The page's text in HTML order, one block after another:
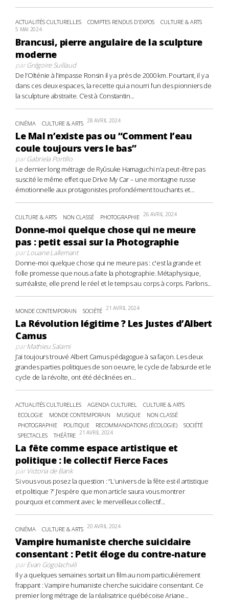
ACTUALITÉS CULTURELLES COMPTES RENDUS D'EXPOS CULTURE & ARTS
5 MAI 2024
Brancusi, pierre angulaire de la sculpture
moderne
parGrégoire Suillaud
De l’Olténie à l’impasse Ronsin il y a près de 2000 km. Pourtant, il y a
dans ces deux espaces, la recette qui a nourri l’un des pionniers de
la sculpture abstraite. C’est à Constantin...
CINÉMA CULTURE & ARTS 28 AVRIL 2024
Le Mal n’existe pas ou “Comment l’eau
coule toujours vers le bas”
parGabriela Portillo
Le dernier long métrage de Ryûsuke Hamaguchi n’a peut-être pas
suscité le même effet que Drive My Car – une montagne russe
émotionnelle aux protagonistes profondément touchants et...
CULTURE & ARTS NON CLASSÉ PHOTOGRAPHIE 26 AVRIL 2024
Donne-moi quelque chose qui ne meure
pas : petit essai sur la Photographie
parLouane Lallemant
Donne-moi quelque chose qui ne meure pas : c'est la grande et
folle promesse que nous a faite la photographie. Métaphysique,
surréaliste, elle prend le réel et le temps au corps à corps. Parlons...
MONDE CONTEMPORAIN SOCIÉTÉ 21 AVRIL 2024
La Révolution légitime ? Les Justes d’Albert
Camus
parMathieu Salami
J’ai toujours trouvé Albert Camus pédagogue à sa façon. Les deux
grandes parties politiques de son oeuvre, le cycle de l’absurde et le
cycle de la révolte, ont été déclinées en...
ACTUALITÉS CULTURELLES AGENDA CULTUREL
CULTURE & ARTS
ECOLOGIE
MONDE CONTEMPORAIN MUSIQUE
NON CLASSÉ
PHOTOGRAPHIE
POLITIQUE RECOMMANDATIONS (ÉCOLOGIE)
SOCIÉTÉ
SPECTACLES
THÉÂTRE 21 AVRIL 2024
La fête comme espace artistique et
politique : le collectif Fierce Faces
parVictoria de Bank
Si vous vous posez la question : “L’univers de la fête est-il artistique
et politique ?” J’espère que mon article saura vous montrer
pourquoi et comment avec le merveilleux collectif...
CINÉMA CULTURE & ARTS 20 AVRIL 2024
Vampire humaniste cherche suicidaire
consentant : Petit éloge du contre-nature
parEvan Gogolachvili
Il y a quelques semaines sortait un film au nom particulièrement
frappant : Vampire humaniste cherche suicidaire consentant. Ce
premier long métrage de la réalisatrice québécoise Ariane...